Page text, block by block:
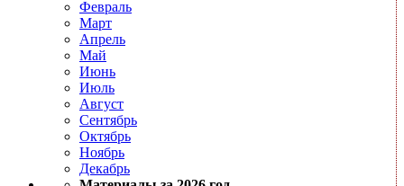
Февраль
Март
Апрель
Май
Июнь
Июль
Август
Сентябрь
Октябрь
Ноябрь
Декабрь